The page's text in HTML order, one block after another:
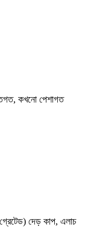
কখনো পেশাগত
দেড় কাপ, এলাচ